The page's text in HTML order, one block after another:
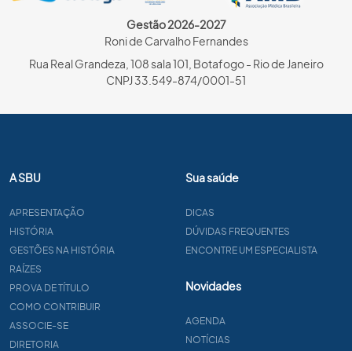
Gestão 2026-2027
Roni de Carvalho Fernandes
Rua Real Grandeza, 108 sala 101, Botafogo - Rio de Janeiro
CNPJ 33.549-874/0001-51
A SBU
APRESENTAÇÃO
HISTÓRIA
GESTÕES NA HISTÓRIA
RAÍZES
PROVA DE TÍTULO
COMO CONTRIBUIR
ASSOCIE-SE
DIRETORIA
Sua saúde
DICAS
DÚVIDAS FREQUENTES
ENCONTRE UM ESPECIALISTA
Novidades
AGENDA
NOTÍCIAS